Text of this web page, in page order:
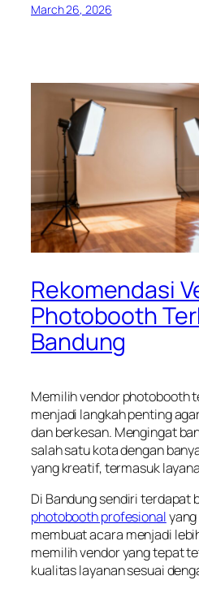
March 26, 2026
Rekomendasi
Photobooth
Bandung
Memilih vendor photobooth
menjadi langkah penting
dan berkesan. Mengingat
salah satu kota dengan
yang kreatif, termasuk
Di Bandung sendiri terdapat
photobooth profesional
membuat acara menjadi
memilih vendor yang tepat
kualitas layanan sesuai